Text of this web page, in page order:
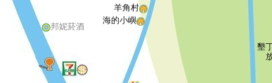
邦妮菸酒
墾
羊角村
海的小嶼